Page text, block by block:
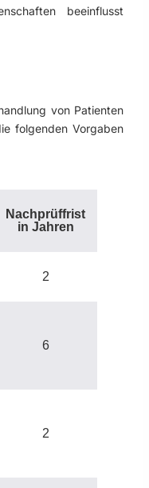
beeinflusst
von Patienten
folgenden Vorgaben
Nachprüffrist
in Jahren
2
6
2